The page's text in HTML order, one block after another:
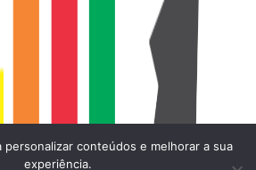
personalizar conteúdos e melhorar a sua
experiência.